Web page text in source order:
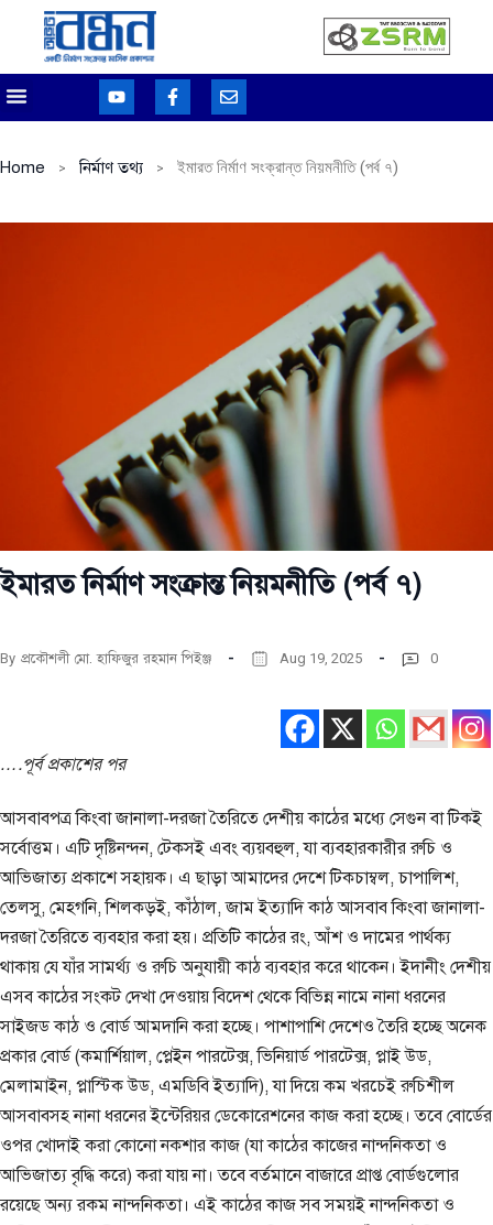
Home নির্মাণ তথ্য ইমারত নির্মাণ সংক্রান্ত নিয়মনীতি (পর্ব ৭)
ইমারত নির্মাণ সংক্রান্ত নিয়মনীতি (পর্ব ৭)
By প্রকৌশলী মো. হাফিজুর রহমান পিইঞ্জ Aug 19, 2025 0
….পূর্ব প্রকাশের পর
আসবাবপত্র কিংবা জানালা-দরজা তৈরিতে দেশীয় কাঠের মধ্যে সেগুন বা টিকই
সর্বোত্তম। এটি দৃষ্টিনন্দন, টেকসই এবং ব্যয়বহুল, যা ব্যবহারকারীর রুচি ও
আভিজাত্য প্রকাশে সহায়ক। এ ছাড়া আমাদের দেশে টিকচাম্বল, চাপালিশ,
তেলসু, মেহগনি, শিলকড়ই, কাঁঠাল, জাম ইত্যাদি কাঠ আসবাব কিংবা জানালা-
দরজা তৈরিতে ব্যবহার করা হয়। প্রতিটি কাঠের রং, আঁশ ও দামের পার্থক্য
থাকায় যে যাঁর সামর্থ্য ও রুচি অনুযায়ী কাঠ ব্যবহার করে থাকেন। ইদানীং দেশীয়
এসব কাঠের সংকট দেখা দেওয়ায় বিদেশ থেকে বিভিন্ন নামে নানা ধরনের
সাইজড কাঠ ও বোর্ড আমদানি করা হচ্ছে। পাশাপাশি দেশেও তৈরি হচ্ছে অনেক
প্রকার বোর্ড (কমার্শিয়াল, প্লেইন পারটেক্স, ভিনিয়ার্ড পারটেক্স, প্লাই উড,
মেলামাইন, প্লাস্টিক উড, এমডিবি ইত্যাদি), যা দিয়ে কম খরচেই রুচিশীল
আসবাবসহ নানা ধরনের ইন্টেরিয়র ডেকোরেশনের কাজ করা হচ্ছে। তবে বোর্ডের
ওপর খোদাই করা কোনো নকশার কাজ (যা কাঠের কাজের নান্দনিকতা ও
আভিজাত্য বৃদ্ধি করে) করা যায় না। তবে বর্তমানে বাজারে প্রাপ্ত বোর্ডগুলোর
রয়েছে অন্য রকম নান্দনিকতা। এই কাঠের কাজ সব সময়ই নান্দনিকতা ও